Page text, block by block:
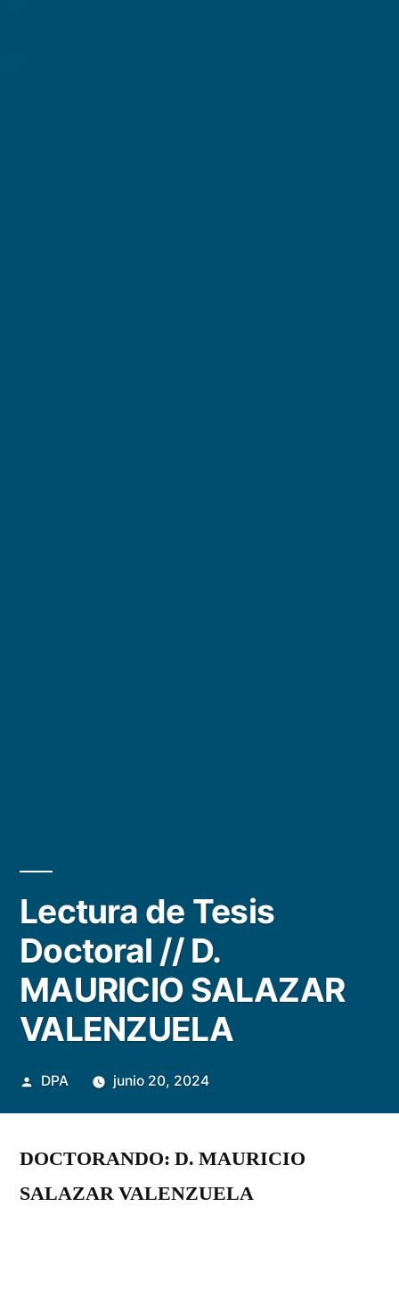
Lectura de Tesis
Doctoral // D.
MAURICIO SALAZAR
VALENZUELA
Publicado
DPA junio 20, 2024
DOCTORANDO: D. MAURICIO
SALAZAR VALENZUELA